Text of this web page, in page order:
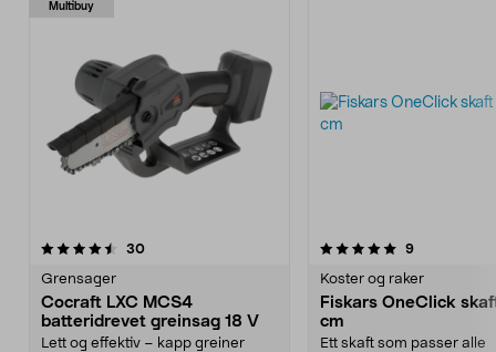
Multibuy
30anmeldelser
Grensager
Cocraft LXC MCS4
batteridrevet greinsag 18 V
Lett og effektiv – kapp greiner
5.0 av 5 stjerner 9anmeldelser
Koster og raker
Fiskars OneClick
cm
Ett skaft som passer alle
4.5 av 5 stjerner